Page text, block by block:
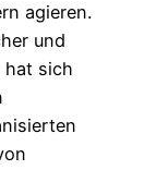
agieren.
und
hat sich